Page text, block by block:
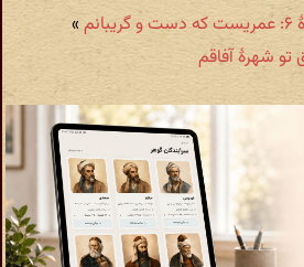
»